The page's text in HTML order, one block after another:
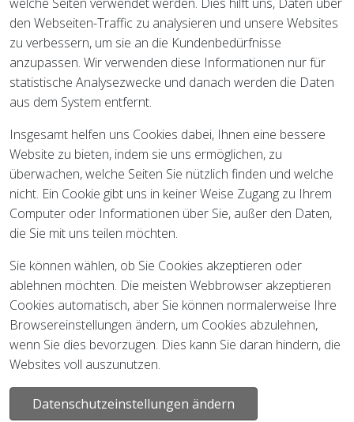
den Webseiten-Traffic zu analysieren und unsere Websites
zu verbessern, um sie an die Kundenbedürfnisse
anzupassen. Wir verwenden diese Informationen nur für
statistische Analysezwecke und danach werden die Daten
aus dem System entfernt.
Insgesamt helfen uns Cookies dabei, Ihnen eine bessere
Website zu bieten, indem sie uns ermöglichen, zu
überwachen, welche Seiten Sie nützlich finden und welche
nicht. Ein Cookie gibt uns in keiner Weise Zugang zu Ihrem
Computer oder Informationen über Sie, außer den Daten,
die Sie mit uns teilen möchten.
Sie können wählen, ob Sie Cookies akzeptieren oder
ablehnen möchten. Die meisten Webbrowser akzeptieren
Cookies automatisch, aber Sie können normalerweise Ihre
Browsereinstellungen ändern, um Cookies abzulehnen,
wenn Sie dies bevorzugen. Dies kann Sie daran hindern, die
Websites voll auszunutzen.
Datenschutzeinstellungen ändern